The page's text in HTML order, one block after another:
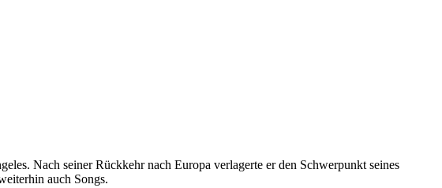
Nach seiner Rückkehr nach Europa verlagerte er den Schwerpunkt seines
auch Songs.